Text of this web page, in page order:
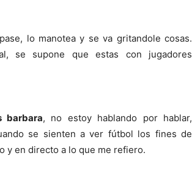
lo manotea y se va gritandole cosas.
se supone que estas con jugadores
barbara, no estoy hablando por hablar,
se sienten a ver fútbol los fines de
y en directo a lo que me refiero.